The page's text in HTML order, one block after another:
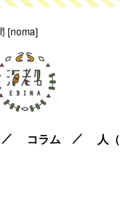
[noma]
コラム 人